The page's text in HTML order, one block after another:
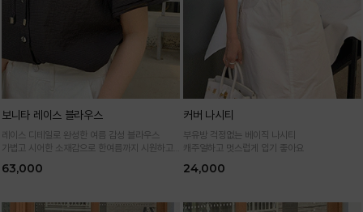
보니타 레이스 블라우스
레이스 디테일로 완성한 여름 감성 블라우스
가볍고 시어한 소재감으로 한여름까지 시원하고
63,000
커버 나시티
부유방 걱정없는 베이직 나시티
캐주얼하고 멋스럽게 입기 좋아요
24,000